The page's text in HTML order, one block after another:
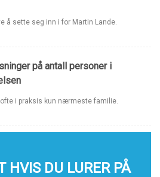
å sette seg inn i for Martin Lande.
på antall personer i
ofte i praksis kun nærmeste familie.
HVIS DU LURER PÅ